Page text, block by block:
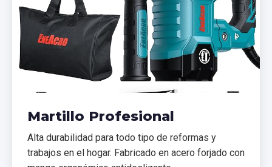
Martillo Profesional
Alta durabilidad para todo tipo de reformas y
trabajos en el hogar. Fabricado en acero forjado con